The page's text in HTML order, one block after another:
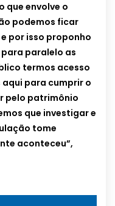
que envolve o
podemos ficar
por isso proponho
paralelo as
termos acesso
para cumprir o
pelo patrimônio
que investigar e
tome
aconteceu”,